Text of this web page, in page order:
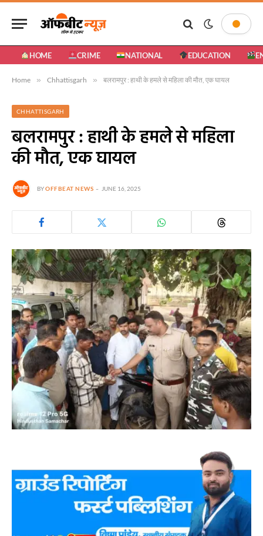
HOME CRIME NATIONAL EDUCATION
Home » Chhattisgarh » बलरामपुर : हाथी के हमले से महिला की मौत, एक घायल
CHHATTISGARH
बलरामपुर : हाथी के हमले से महिला
की मौत, एक घायल
BYOFFBEAT NEWS JUNE 16, 2025